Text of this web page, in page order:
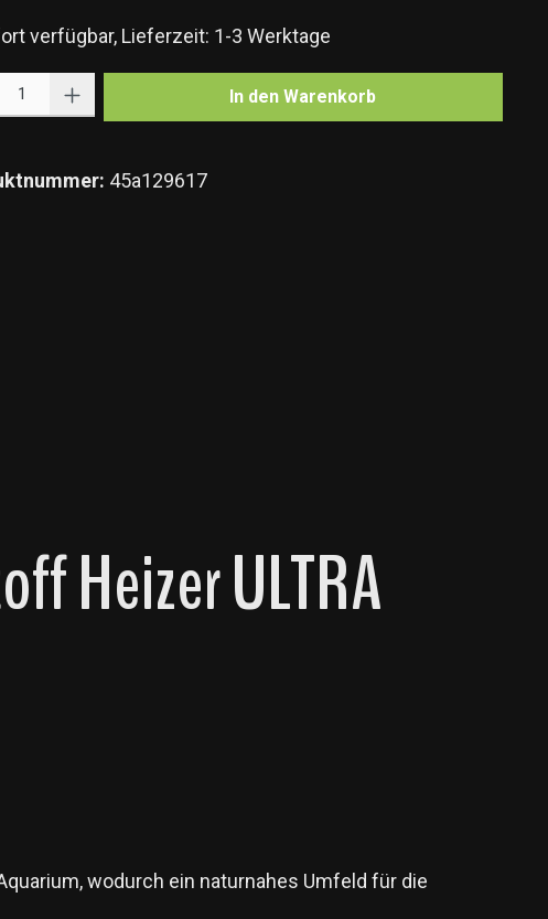
verfügbar, Lieferzeit: 1-3 Werktage
In den Warenkorb
45a129617
Heizer ULTRA
wodurch ein naturnahes Umfeld für die